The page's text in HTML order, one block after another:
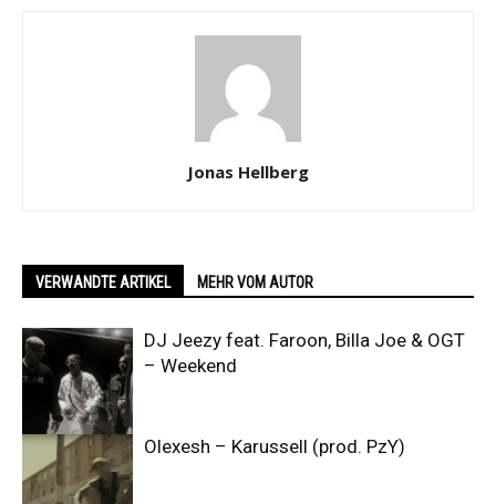
Jonas Hellberg
VERWANDTE ARTIKEL MEHR VOM AUTOR
DJ Jeezy feat. Faroon, Billa Joe & OGT
– Weekend
Olexesh – Karussell (prod. PzY)